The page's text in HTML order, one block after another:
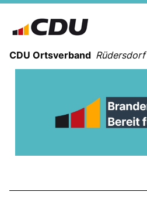
CDU Ortsverband Rüdersdorf
DEINE UNION FÜR